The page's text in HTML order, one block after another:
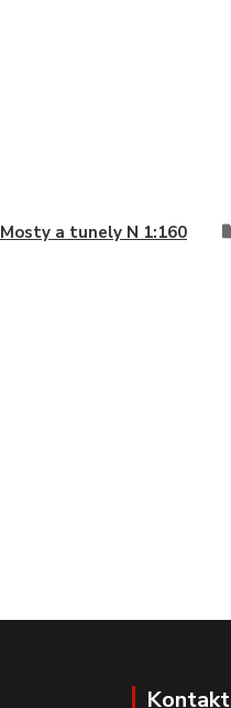
Mosty a tunely N 1:160
Kontakt